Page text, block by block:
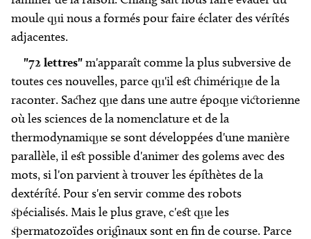
moule qui nous a formés pour faire éclater des vérités
adjacentes.
"72 lettres"m'apparaît comme la plus subversive de
toutes ces nouvelles, parce qu'il est chimérique de la
raconter. Sachez que dans une autre époque victorienne
où les sciences de la nomenclature et de la
thermodynamique se sont développées d'une manière
parallèle, il est possible d'animer des golems avec des
mots, si l'on parvient à trouver les épithètes de la
dextérité. Pour s'en servir comme des robots
spécialisés. Mais le plus grave, c'est que les
spermatozoïdes originaux sont en fin de course. Parce